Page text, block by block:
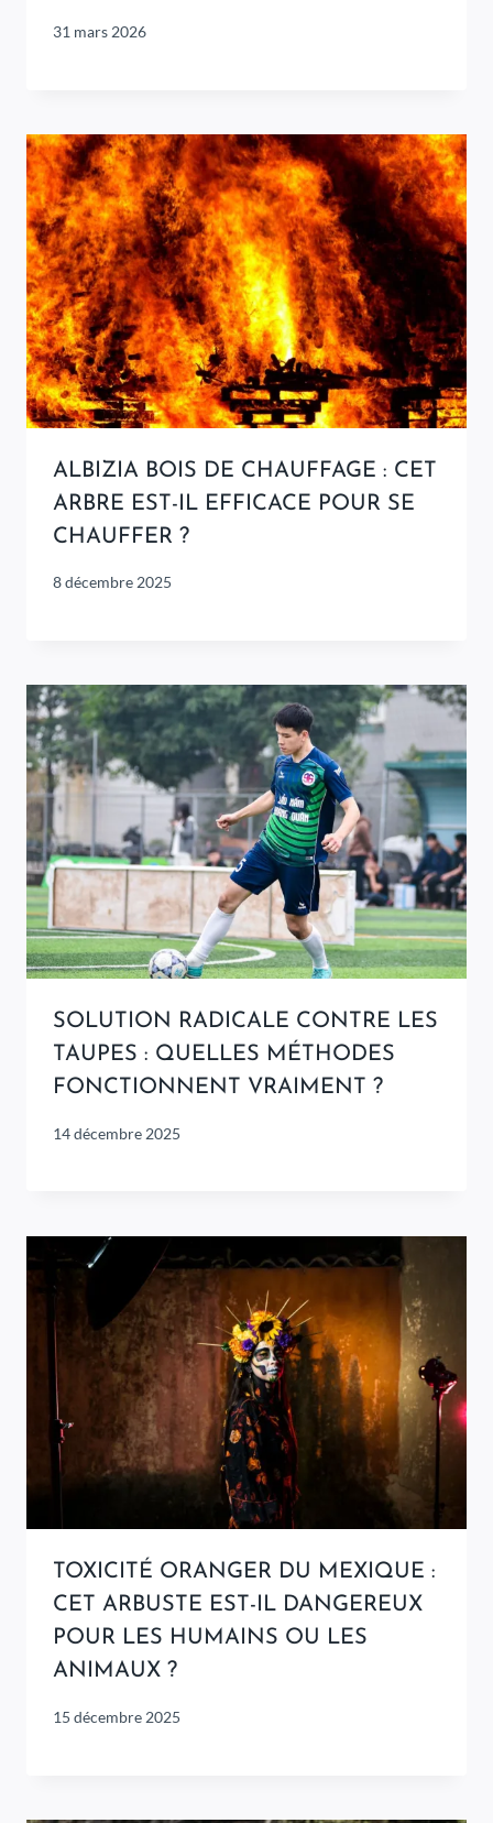
31 mars 2026
ALBIZIA BOIS DE CHAUFFAGE : CET
ARBRE EST-IL EFFICACE POUR SE
CHAUFFER ?
8 décembre 2025
SOLUTION RADICALE CONTRE LES
TAUPES : QUELLES MÉTHODES
FONCTIONNENT VRAIMENT ?
14 décembre 2025
TOXICITÉ ORANGER DU MEXIQUE :
CET ARBUSTE EST-IL DANGEREUX
POUR LES HUMAINS OU LES
ANIMAUX ?
15 décembre 2025